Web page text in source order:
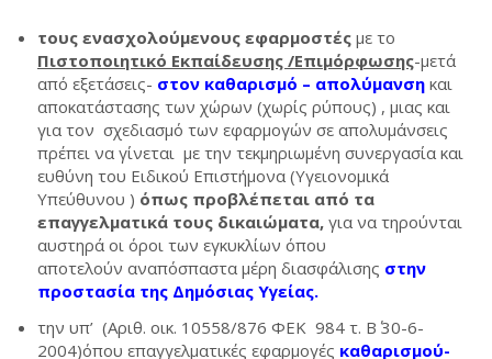
τους ενασχολούμενους εφαρμοστές με το
Πιστοποιητικό Εκπαίδευσης /Επιμόρφωσης-μετά
από εξετάσεις- στον καθαρισμό – απολύμανση και
αποκατάστασης των χώρων (χωρίς ρύπους) , μιας και
για τον σχεδιασμό των εφαρμογών σε απολυμάνσεις
πρέπει να γίνεται με την τεκμηριωμένη συνεργασία και
ευθύνη του Ειδικού Επιστήμονα (Υγειονομικά
Υπεύθυνου ) όπως προβλέπεται από τα
επαγγελματικά τους δικαιώματα, για να τηρούνται
αυστηρά οι όροι των εγκυκλίων όπου
αποτελούν αναπόσπαστα μέρη διασφάλισης στην
προστασία της Δημόσιας Υγείας.
την υπ’ (Αριθ. οικ. 10558/876 ΦΕΚ 984 τ. Β΄ 30-6-
2004)όπου επαγγελματικές εφαρμογές καθαρισμού-